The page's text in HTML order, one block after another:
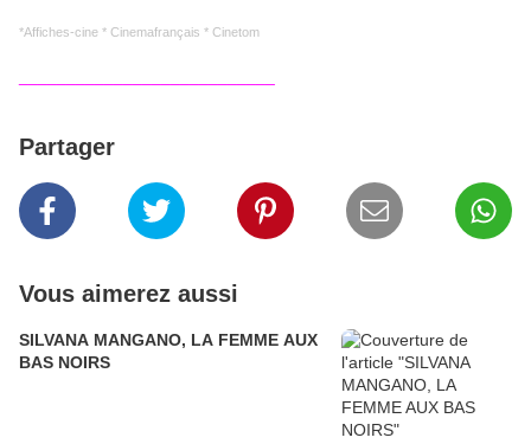
*Affiches-cine * Cinemafrançais * Cinetom
Partager
Vous aimerez aussi
SILVANA MANGANO, LA FEMME AUX
BAS NOIRS